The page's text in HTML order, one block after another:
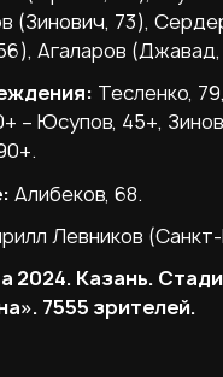
(Зинович, 73),
Агаларов (Джавад,
Тесленко,
– Юсупов, 45+,
Алибеков, 68.
Левников
2024. Казань.
7555 зрителей.